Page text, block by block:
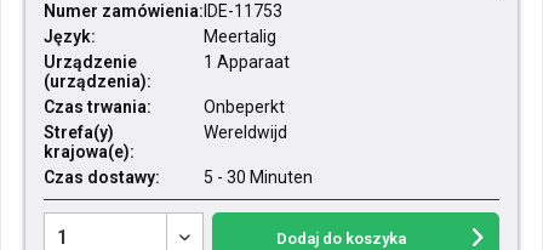
Numer zamówienia: IDE-11753
Język:
Meertalig
Urządzenie
(urządzenia):
1 Apparaat
Czas trwania:
Onbeperkt
Strefa(y)
krajowa(e):
Wereldwijd
Czas dostawy: 5 - 30 Minuten
Dodaj do koszyka